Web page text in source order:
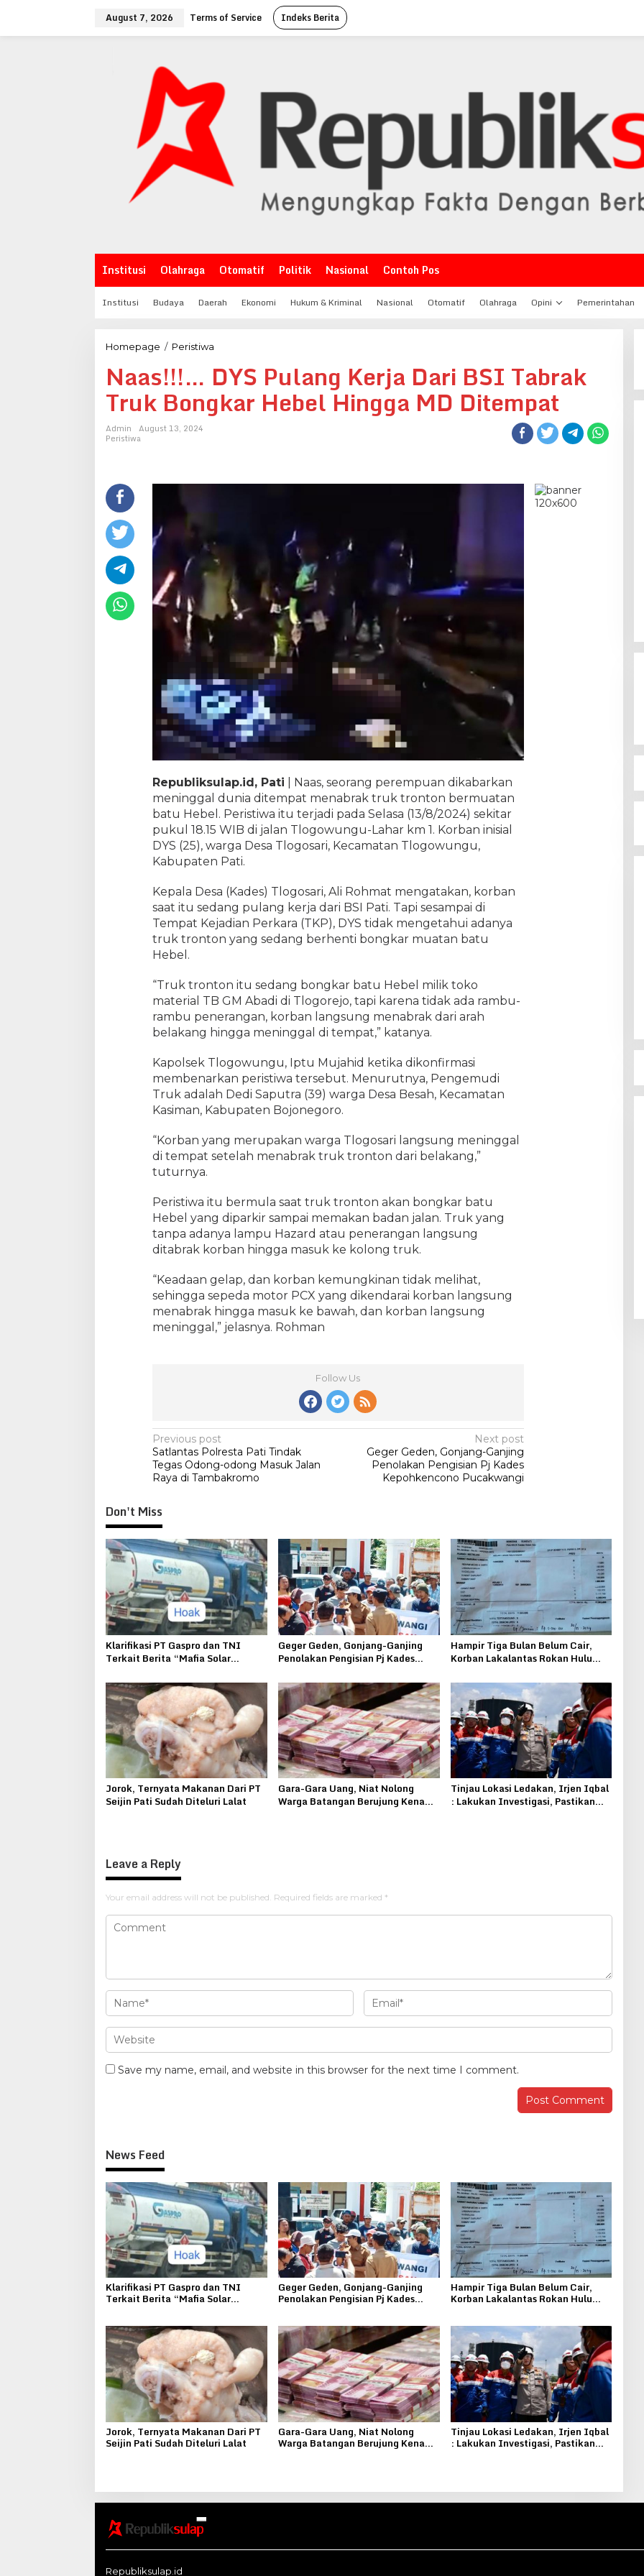
August 7, 2026 Terms of Service Indeks Berita
Institusi Olahraga Otomatif Politik Nasional Contoh Pos
Institusi Budaya Daerah Ekonomi Hukum & Kriminal Nasional Otomatif Olahraga Opini Pemerintahan
Homepage / Peristiwa
Pulang
Kerja
Dari
BSI
Naas!!!… DYS Pulang Kerja Dari BSI Tabrak
Truk Bongkar Hebel Hingga MD Ditempat
Admin August 13, 2024
Peristiwa
Republiksulap.id, Pati | Naas, seorang perempuan dikabarkan
meninggal dunia ditempat menabrak truk tronton bermuatan
batu Hebel. Peristiwa itu terjadi pada Selasa (13/8/2024) sekitar
pukul 18.15 WIB di jalan Tlogowungu-Lahar km 1. Korban inisial
DYS (25), warga Desa Tlogosari, Kecamatan Tlogowungu,
Kabupaten Pati.
Kepala Desa (Kades) Tlogosari, Ali Rohmat mengatakan, korban
saat itu sedang pulang kerja dari BSI Pati. Tapi sesampai di
Tempat Kejadian Perkara (TKP), DYS tidak mengetahui adanya
truk tronton yang sedang berhenti bongkar muatan batu
Hebel.
“Truk tronton itu sedang bongkar batu Hebel milik toko
material TB GM Abadi di Tlogorejo, tapi karena tidak ada rambu-
rambu penerangan, korban langsung menabrak dari arah
belakang hingga meninggal di tempat,” katanya.
Kapolsek Tlogowungu, Iptu Mujahid ketika dikonfirmasi
membenarkan peristiwa tersebut. Menurutnya, Pengemudi
Truk adalah Dedi Saputra (39) warga Desa Besah, Kecamatan
Kasiman, Kabupaten Bojonegoro.
“Korban yang merupakan warga Tlogosari langsung meninggal
di tempat setelah menabrak truk tronton dari belakang,”
tuturnya.
Peristiwa itu bermula saat truk tronton akan bongkar batu
Hebel yang diparkir sampai memakan badan jalan. Truk yang
tanpa adanya lampu Hazard atau penerangan langsung
ditabrak korban hingga masuk ke kolong truk.
“Keadaan gelap, dan korban kemungkinan tidak melihat,
sehingga sepeda motor PCX yang dikendarai korban langsung
menabrak hingga masuk ke bawah, dan korban langsung
meninggal,” jelasnya. Rohman
Follow Us
Post
navigation
Previous post
Satlantas Polresta Pati Tindak
Tegas Odong-odong Masuk Jalan
Raya di Tambakromo
Next post
Geger Geden, Gonjang-Ganjing
Penolakan Pengisian Pj Kades
Kepohkencono Pucakwangi
Don't Miss
Klarifikasi PT Gaspro dan TNI
Terkait Berita “Mafia Solar
Geger Geden, Gonjang-Ganjing
Penolakan Pengisian Pj Kades
Hampir Tiga Bulan Belum Cair,
Korban Lakalantas Rokan Hulu
Jorok, Ternyata Makanan Dari PT
Seijin Pati Sudah Diteluri Lalat
Gara-Gara Uang, Niat Nolong
Warga Batangan Berujung Kena
Tinjau Lokasi Ledakan, Irjen Iqbal
: Lakukan Investigasi, Pastikan
Leave a Reply
Your email address will not be published. Required fields are marked *
Save my name, email, and website in this browser for the next time I comment.
News Feed
Klarifikasi PT Gaspro dan TNI
Terkait Berita “Mafia Solar
Geger Geden, Gonjang-Ganjing
Penolakan Pengisian Pj Kades
Hampir Tiga Bulan Belum Cair,
Korban Lakalantas Rokan Hulu
Jorok, Ternyata Makanan Dari PT
Seijin Pati Sudah Diteluri Lalat
Gara-Gara Uang, Niat Nolong
Warga Batangan Berujung Kena
Tinjau Lokasi Ledakan, Irjen Iqbal
: Lakukan Investigasi, Pastikan
Perisai Demokrasi Bangsa Bakal
Laporkan Pihak Yang Berupaya
Merusak Demokrasi
In Politik | November 29, 2024
Republiksulap.id